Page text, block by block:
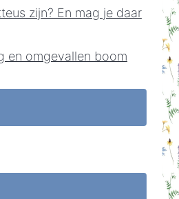
zijn? En mag je daar
en omgevallen boom